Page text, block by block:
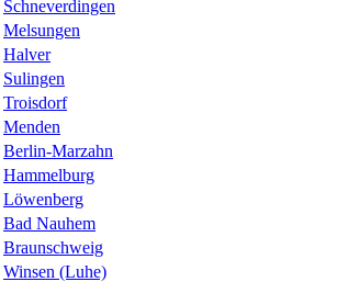
Schneverdingen
Melsungen
Halver
Sulingen
Troisdorf
Menden
Berlin-Marzahn
Hammelburg
Löwenberg
Bad Nauhem
Braunschweig
Winsen (Luhe)